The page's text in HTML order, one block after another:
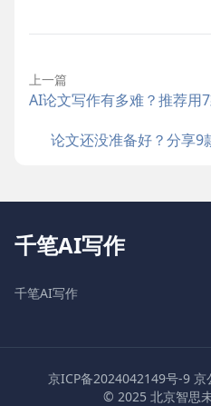
上一篇
AI论文写作有多难？推荐用
论文还没准备好？分享9
千笔AI写作
千笔AI写作
京ICP备2024042149号-9 京
© 2025 北京智思